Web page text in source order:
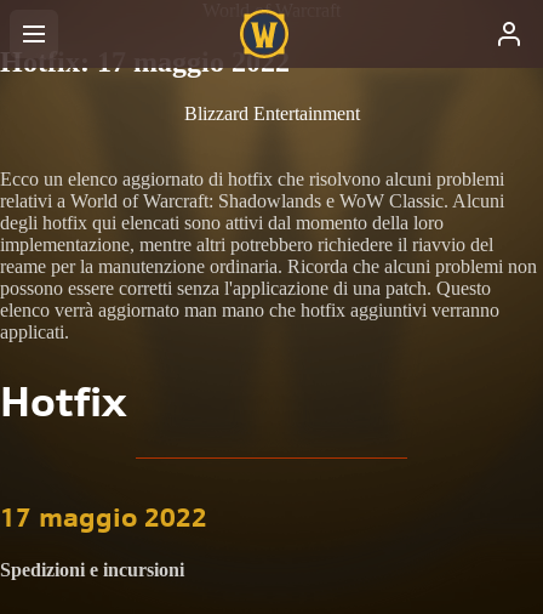
World of Warcraft
Hotfix: 17 maggio 2022
Blizzard Entertainment
Ecco un elenco aggiornato di hotfix che risolvono alcuni problemi
relativi a World of Warcraft: Shadowlands e WoW Classic. Alcuni
degli hotfix qui elencati sono attivi dal momento della loro
implementazione, mentre altri potrebbero richiedere il riavvio del
reame per la manutenzione ordinaria. Ricorda che alcuni problemi non
possono essere corretti senza l'applicazione di una patch. Questo
elenco verrà aggiornato man mano che hotfix aggiuntivi verranno
applicati.
Hotfix
17 maggio 2022
Spedizioni e incursioni